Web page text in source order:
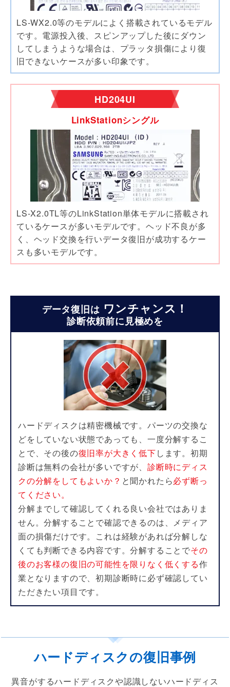
LS-WX2.0等のモデルによく搭載されているモデル
です。電源投入後、スピンアップした後にダウン
してしまうような場合は、プラッタ損傷により復
旧できないケースが多い印象です。
HD204UI
LinkStationシングル
LS-X2.0TL等のLinkStation単体モデルに搭載され
ているケースが多いモデルです。ヘッド不良が多
く、ヘッド交換を行いデータ復旧が成功するケー
スも多いモデルです。
データ復旧は ワンチャンス！
診断依頼前に見極めを
ハードディスクは精密機械です。パーツの交換な
どをしていない状態であっても、一度分解するこ
とで、その後の復旧率が大きく低下します。初期
診断は無料の会社が多いですが、診断時にディス
クの分解をしてもよいか？ と聞かれたら必ず断っ
てください。
分解までして確認してくれる良い会社ではありま
せん。分解することで確認できるのは、メディア
面の損傷だけです。これは経験があれば分解しな
くても判断できる内容です。分解することでその
後のお客様の復旧の可能性を限りなく低くする作
業となりますので、初期診断時に必ず確認してい
ただきたい項目です。
ハードディスクの復旧事例
異音がするハードディスクや認識しないハードディス